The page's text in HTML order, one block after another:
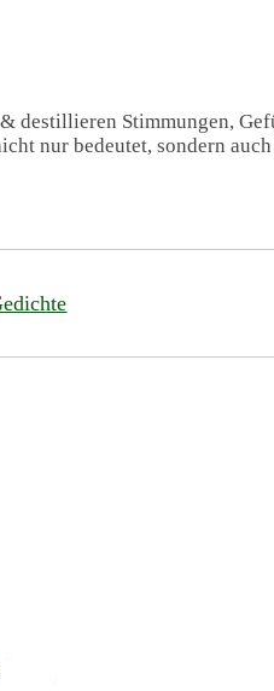
Stimmungen,
nur bedeutet, sondern